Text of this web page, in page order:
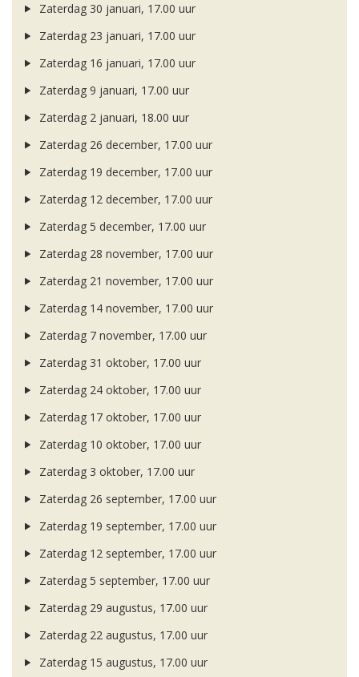
Zaterdag 30 januari, 17.00 uur
Zaterdag 23 januari, 17.00 uur
Zaterdag 16 januari, 17.00 uur
Zaterdag 9 januari, 17.00 uur
Zaterdag 2 januari, 18.00 uur
Zaterdag 26 december, 17.00 uur
Zaterdag 19 december, 17.00 uur
Zaterdag 12 december, 17.00 uur
Zaterdag 5 december, 17.00 uur
Zaterdag 28 november, 17.00 uur
Zaterdag 21 november, 17.00 uur
Zaterdag 14 november, 17.00 uur
Zaterdag 7 november, 17.00 uur
Zaterdag 31 oktober, 17.00 uur
Zaterdag 24 oktober, 17.00 uur
Zaterdag 17 oktober, 17.00 uur
Zaterdag 10 oktober, 17.00 uur
Zaterdag 3 oktober, 17.00 uur
Zaterdag 26 september, 17.00 uur
Zaterdag 19 september, 17.00 uur
Zaterdag 12 september, 17.00 uur
Zaterdag 5 september, 17.00 uur
Zaterdag 29 augustus, 17.00 uur
Zaterdag 22 augustus, 17.00 uur
Zaterdag 15 augustus, 17.00 uur